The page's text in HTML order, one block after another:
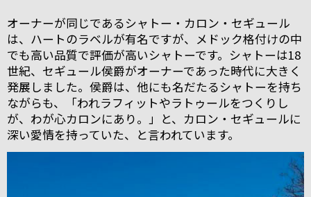
オーナーが同じであるシャトー・カロン・セギュール
は、ハートのラベルが有名ですが、メドック格付けの中
でも高い品質で評価が高いシャトーです。シャトーは18
世紀、セギュール侯爵がオーナーであった時代に大きく
発展しました。侯爵は、他にも名だたるシャトーを持ち
ながらも、「われラフィットやラトゥールをつくりし
が、わが心カロンにあり。」と、カロン・セギュールに
深い愛情を持っていた、と言われています。